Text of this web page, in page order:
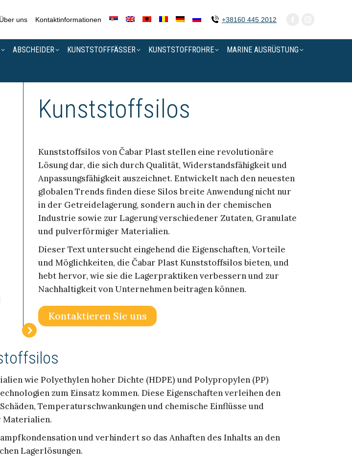
Über uns Kontaktinformationen +38160 445 2012
ABSCHEIDER KUNSTSTOFFFÄSSER KUNSTSTOFFROHRE MARINE AUSRÜSTUNG
Kunststoffsilos
Kunststoffsilos von Čabar Plast stellen eine revolutionäre
Lösung dar, die sich durch Qualität, Widerstandsfähigkeit und
Anpassungsfähigkeit auszeichnet. Entwickelt nach den neuesten
globalen Trends finden diese Silos breite Anwendung nicht nur
in der Getreidelagerung, sondern auch in der chemischen
Industrie sowie zur Lagerung verschiedener Zutaten, Granulate
und pulverförmiger Materialien.
Dieser Text untersucht eingehend die Eigenschaften, Vorteile
und Möglichkeiten, die Čabar Plast Kunststoffsilos bieten, und
hebt hervor, wie sie die Lagerpraktiken verbessern und zur
Nachhaltigkeit von Unternehmen beitragen können.
Kontaktieren Sie uns
wie Polyethylen hoher Dichte (HDPE) und Polypropylen (PP)
zum Einsatz kommen. Diese Eigenschaften verleihen den
Temperaturschwankungen und chemische Einflüsse und
Materialien.
und verhindert so das Anhaften des Inhalts an den
Lagerlösungen.